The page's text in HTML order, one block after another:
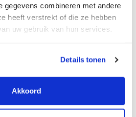
gegevens combineren met andere
heeft verstrekt of die ze hebben
uw gebruik van hun services.
Details tonen
Akkoord
360 kilo.
huren
ons op via
.